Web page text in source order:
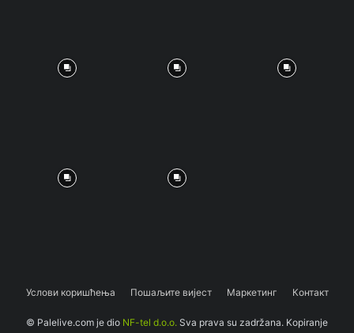
Услови коришћења Пошаљите вијест Маркетинг Контакт
© Palelive.com je dio NF-tel d.o.o. Sva prava su zadržana. Kopiranje